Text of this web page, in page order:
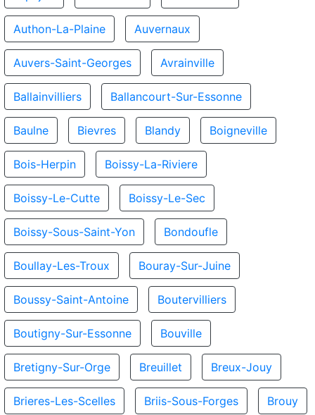
Authon-La-Plaine Auvernaux
Auvers-Saint-Georges Avrainville
Ballainvilliers Ballancourt-Sur-Essonne
Baulne Bievres Blandy Boigneville
Bois-Herpin Boissy-La-Riviere
Boissy-Le-Cutte Boissy-Le-Sec
Boissy-Sous-Saint-Yon Bondoufle
Boullay-Les-Troux Bouray-Sur-Juine
Boussy-Saint-Antoine Boutervilliers
Boutigny-Sur-Essonne Bouville
Bretigny-Sur-Orge Breuillet Breux-Jouy
Brieres-Les-Scelles Briis-Sous-Forges Brouy